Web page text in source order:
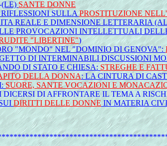
(LE)SANTE DONNE
SULLAPROSTITUZIONE
REALE E DIMENSIONE LETTERARIA
PROVOCAZIONI INTELLETTUALI
"LIBERTINE")
"MONDO" NEL "DOMINIO DI GENOVA":
DI INTERMINABILI DISCUSSIONI
DI STATO E CHIESA: STREGHE E
DELLA DONNA: LA CINTURA DI
SUORE, SANTE VOCAZIONI E
DI AFFRONTARE IL TEMA A
DIRITTI DELLE DONNEIN MATERIA